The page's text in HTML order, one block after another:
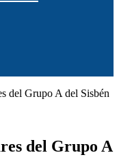
del Grupo A del Sisbén
del Grupo A